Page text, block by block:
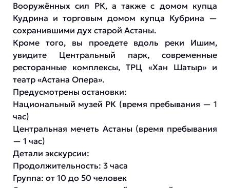
Вооружённых сил РК, а также с домом купца
Кудрина и торговым домом купца Кубрина —
сохранившими дух старой Астаны.
Кроме того, вы проедете вдоль реки Ишим,
увидите Центральный парк, современные
ресторанные комплексы, ТРЦ «Хан Шатыр» и
театр «Астана Опера».
Предусмотрены остановки:
Национальный музей РК (время пребывания — 1
час)
Центральная мечеть Астаны (время пребывания
— 1 час)
Детали экскурсии:
Продолжительность: 3 часа
Группа: от 10 до 50 человек